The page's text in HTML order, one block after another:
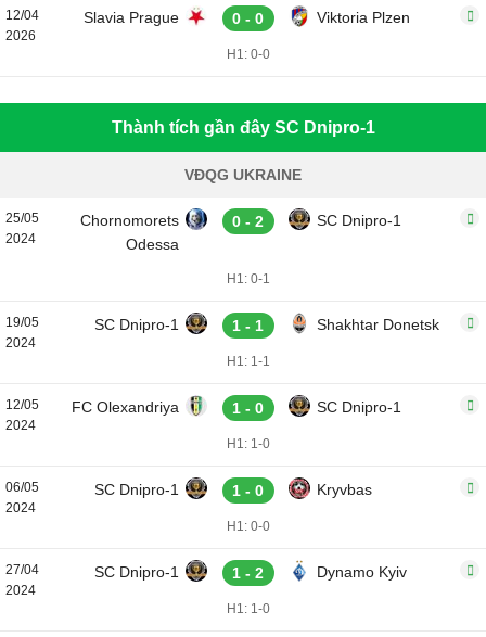
12/04
2026
Slavia Prague 0 - 0 Viktoria Plzen
H1: 0-0
Thành tích gần đây SC Dnipro-1
VĐQG UKRAINE
25/05
2024
Chornomorets
Odessa
0 - 2 SC Dnipro-1
H1: 0-1
19/05
2024
SC Dnipro-1 1 - 1 Shakhtar Donetsk
H1: 1-1
12/05
2024
FC Olexandriya 1 - 0 SC Dnipro-1
H1: 1-0
06/05
2024
SC Dnipro-1 1 - 0 Kryvbas
H1: 0-0
27/04
2024
SC Dnipro-1 1 - 2 Dynamo Kyiv
H1: 1-0